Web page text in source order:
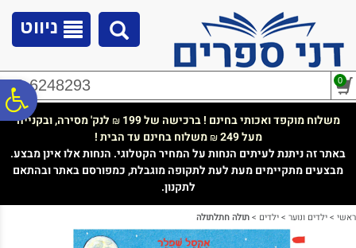
נגישות
ניווט
02-6248293 0
משלוח מוקפד ואכותי בחינם ! ברכישה של 199 ₪ לנק' מסירה, ובקנייה
מעל 249
₪משלוח בחינם עד הבית !
באתר זה ניתנת לעיתים הנחות על המחיר הקטלוגי. הנחות אלו אינן מבצע.
מבצעים מתקיימים מעת לעת לתקופה מוגבלת, כמפורסם באתר ובהתאם
לתקנון.
ראשי >ילדים ונוער >ילדים >תולה חתלתולה